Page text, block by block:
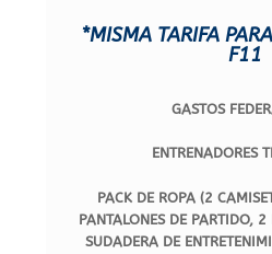
*MISMA TARIFA
F11
GASTOS
ENTRENADORES
PACK DE ROPA (2
PANTALONES DE PARTIDO,
SUDADERA DE